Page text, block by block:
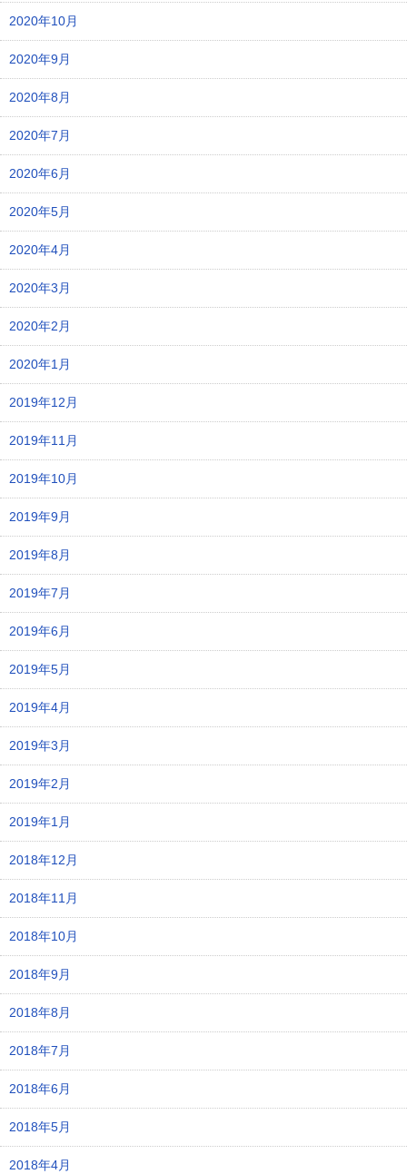
2020年10月
2020年9月
2020年8月
2020年7月
2020年6月
2020年5月
2020年4月
2020年3月
2020年2月
2020年1月
2019年12月
2019年11月
2019年10月
2019年9月
2019年8月
2019年7月
2019年6月
2019年5月
2019年4月
2019年3月
2019年2月
2019年1月
2018年12月
2018年11月
2018年10月
2018年9月
2018年8月
2018年7月
2018年6月
2018年5月
2018年4月